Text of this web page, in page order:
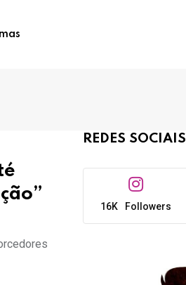
REDES SOCIAIS
16K Followers